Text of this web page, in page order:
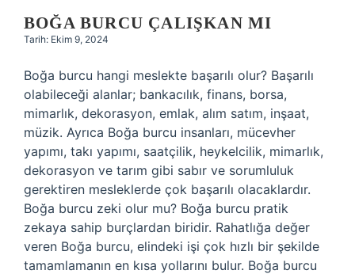
BOĞA BURCU ÇALIŞKAN MI
Tarih: Ekim 9, 2024
Boğa burcu hangi meslekte başarılı olur? Başarılı
olabileceği alanlar; bankacılık, finans, borsa,
mimarlık, dekorasyon, emlak, alım satım, inşaat,
müzik. Ayrıca Boğa burcu insanları, mücevher
yapımı, takı yapımı, saatçilik, heykelcilik, mimarlık,
dekorasyon ve tarım gibi sabır ve sorumluluk
gerektiren mesleklerde çok başarılı olacaklardır.
Boğa burcu zeki olur mu? Boğa burcu pratik
zekaya sahip burçlardan biridir. Rahatlığa değer
veren Boğa burcu, elindeki işi çok hızlı bir şekilde
tamamlamanın en kısa yollarını bulur. Boğa burcu